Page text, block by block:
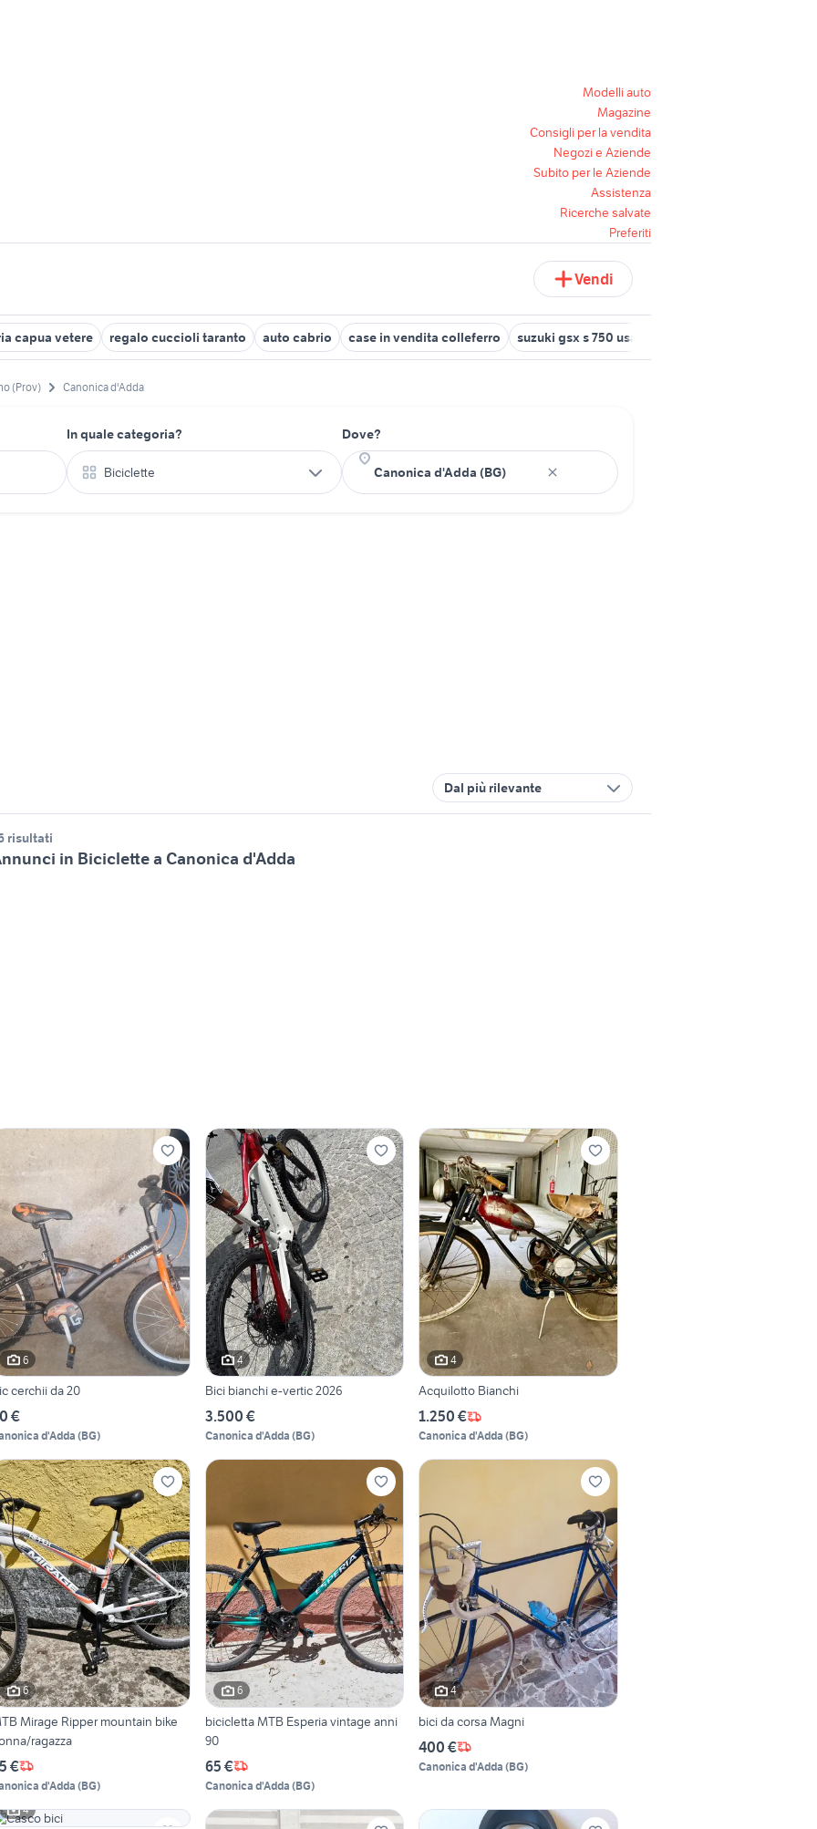
Modelli auto
Magazine
Consigli per la vendita
Negozi e Aziende
Subito per le Aziende
Assistenza
Ricerche salvate
Preferiti
Vendi
capua vetere regalo cuccioli taranto auto cabrio case in vendita colleferro suzuki gsx s 750 usata
(Prov) Canonica d'Adda
In quale categoria?
Biciclette
Dove?
Dal più rilevante
risultati
in Biciclette a Canonica d'Adda
6
cerchii da 20
€
d'Adda (BG)
4
Bici bianchi e-vertic 2026
3.500 €
Canonica d'Adda (BG)
4
Acquilotto Bianchi
1.250 €
Canonica d'Adda (BG)
6
Mirage Ripper mountain bike
ragazza
€
d'Adda (BG)
6
bicicletta MTB Esperia vintage anni
90
65 €
Canonica d'Adda (BG)
4
bici da corsa Magni
400 €
Canonica d'Adda (BG)
4